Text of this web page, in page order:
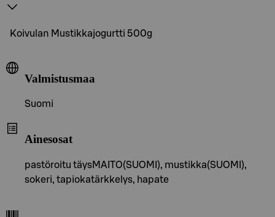
Koivulan Mustikkajogurtti 500g
Valmistusmaa
Suomi
Ainesosat
pastöroitu täysMAITO(SUOMI), mustikka(SUOMI),
sokeri, tapiokatärkkelys, hapate